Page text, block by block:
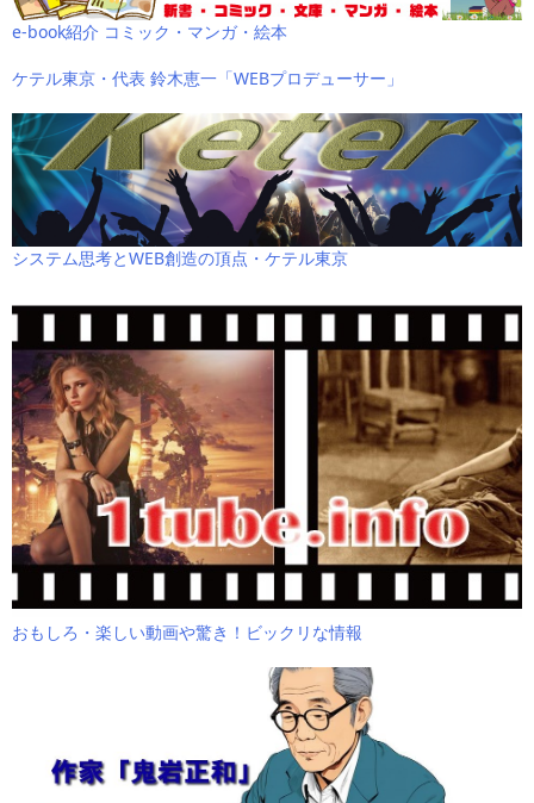
e-book紹介 コミック・マンガ・絵本
ケテル東京・代表 鈴木恵一「WEBプロデューサー」
システム思考とWEB創造の頂点・ケテル東京
おもしろ・楽しい動画や驚き！ビックリな情報